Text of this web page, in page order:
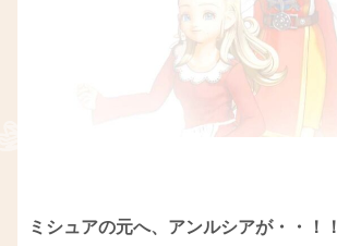
ミシュアの元へ、アンルシアが・・！！